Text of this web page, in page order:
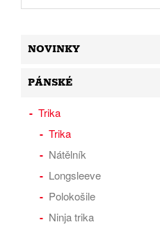
NOVINKY
PÁNSKÉ
Trika
Trika
Nátělník
Longsleeve
Polokošile
Ninja trika